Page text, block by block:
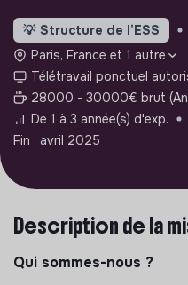
💡 Structure de l’ESS
Paris, France et 1 autre
Télétravail ponctuel
28000 - 30000€ brut
De 1 à 3 année(s) d'exp.
Fin : avril 2025
Description de la
Qui sommes-nous ?